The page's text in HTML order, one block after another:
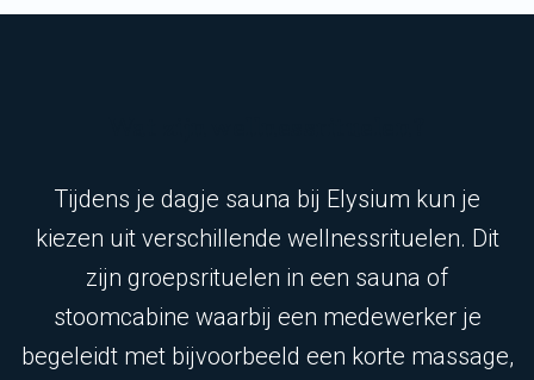
Tijdens je dagje sauna bij Elysium kun je
kiezen uit verschillende wellnessrituelen. Dit
zijn groepsrituelen in een sauna of
stoomcabine waarbij een medewerker je
begeleidt met bijvoorbeeld een korte massage,